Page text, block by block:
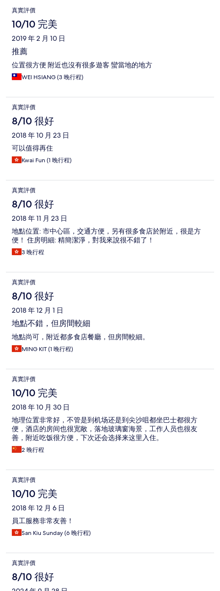
評
價
真實評價
10/10 完美
2019 年 2 月 10 日
推薦
位置很方便 附近也沒有很多遊客 蠻當地的地方
WEI HSIANG (3 晚行程)
真實評價
8/10 很好
2018 年 10 月 23 日
可以值得再住
Kwai Fun (1 晚行程)
真實評價
8/10 很好
2018 年 11 月 23 日
地點位置: 市中心區，交通方便，另有很多食店於附近，很是方
便！ 住房明細: 精簡潔淨，對我來說很不錯了！
3 晚行程
真實評價
8/10 很好
2018 年 12 月 1 日
地點不錯，但房間較細
地點尚可，附近都多食店餐廳，但房間較細。
MING KIT (1 晚行程)
真實評價
10/10 完美
2018 年 10 月 30 日
地理位置非常好，不管是到机场还是到尖沙咀都坐巴士都很方
便，酒店的房间也很宽敞，落地玻璃窗海景，工作人员也很友
善，附近吃饭很方便，下次还会选择来这里入住。
2 晚行程
真實評價
10/10 完美
2018 年 12 月 6 日
員工服務非常友善！
San Kiu Sunday (6 晚行程)
真實評價
8/10 很好